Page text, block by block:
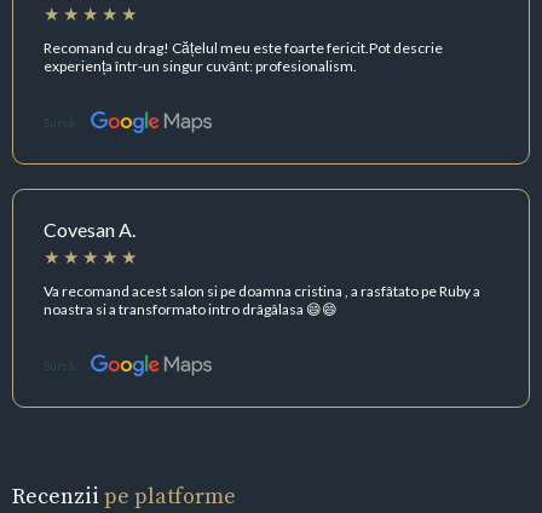
Recomand cu drag! Cățelul meu este foarte fericit.Pot descrie
experiența într-un singur cuvânt: profesionalism.
Sursă:
Covesan A.
Va recomand acest salon si pe doamna cristina , a rasfâtato pe Ruby a
noastra si a transformato intro drâgâlasa 😄😄
Sursă:
Recenzii pe platforme